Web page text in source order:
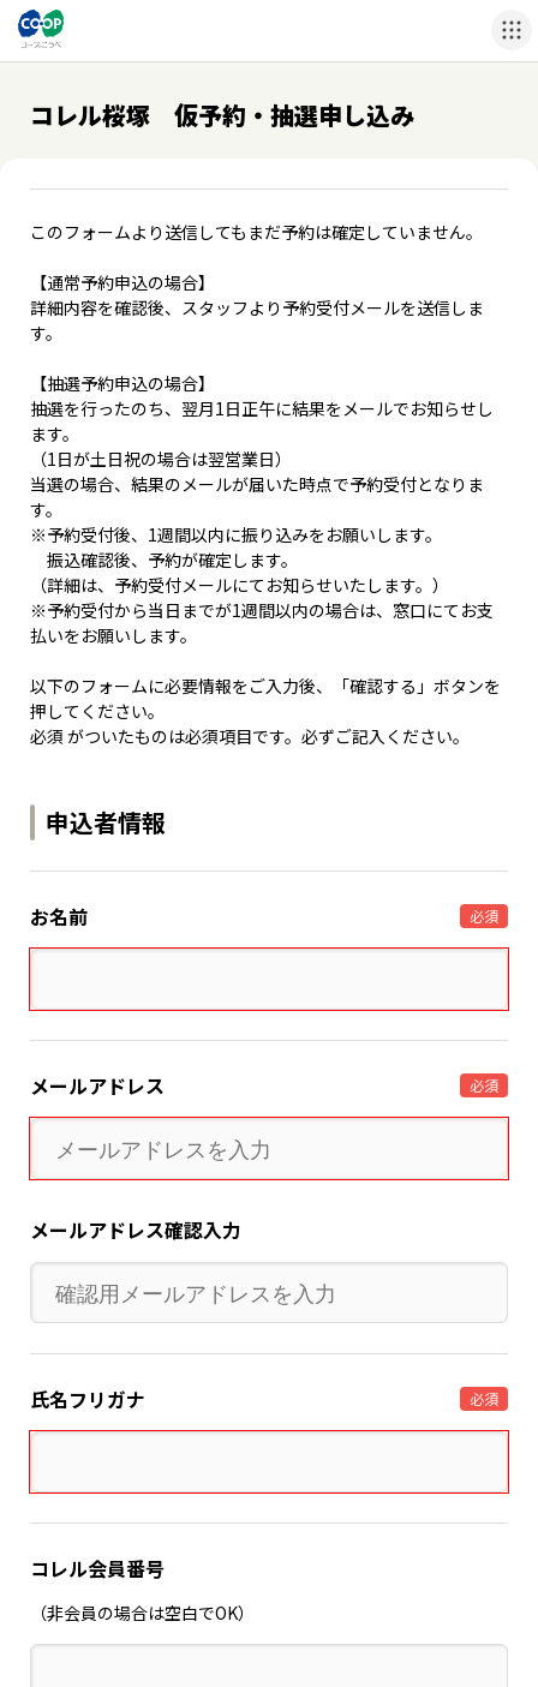
コレル桜塚 仮予約・抽選申し込み
このフォームより送信してもまだ予約は確定していません。
【通常予約申込の場合】
詳細内容を確認後、スタッフより予約受付メールを送信しま
す。
【抽選予約申込の場合】
抽選を行ったのち、翌月1日正午に結果をメールでお知らせし
ます。
（1日が土日祝の場合は翌営業日）
当選の場合、結果のメールが届いた時点で予約受付となりま
す。
※予約受付後、1週間以内に振り込みをお願いします。
振込確認後、予約が確定します。
（詳細は、予約受付メールにてお知らせいたします。）
※予約受付から当日までが1週間以内の場合は、窓口にてお支
払いをお願いします。
以下のフォームに必要情報をご入力後、「確認する」ボタンを
押してください。
必須 がついたものは必須項目です。必ずご記入ください。
申込者情報
お名前 必須
メールアドレス 必須
メールアドレス確認入力
氏名フリガナ 必須
コレル会員番号
（非会員の場合は空白でOK）